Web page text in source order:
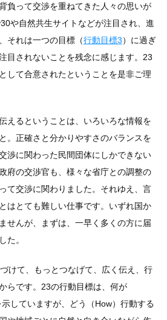
負って交渉を重ねてきた人々の思いが
や自然共生サイトなどが注目され、進
それは一つの目標（行動目標3）に過ぎ
目されないことを残念に感じます。23
して合意されたということを是非ご理
えるということは、いろいろな情報を
。正確さと分かりやすさのバランスを
渉に関わった民間団体にしかできない
府の交渉官も、様々な省庁との調整の
て交渉に関わりました。それゆえ、言
はとても難しい仕事です。いずれ国か
せんが、まずは、一早く多くの方に届
た。
けて、もっとつなげて、広く伝え、行
らです。23の行動目標は、何が
示していますが、どう（How）行動する